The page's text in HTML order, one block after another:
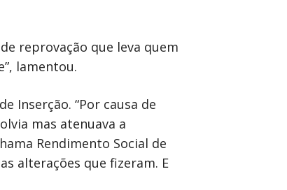
reprovação que leva quem
lamentou.
Inserção. “Por causa de
mas atenuava a
Rendimento Social de
alterações que fizeram. E